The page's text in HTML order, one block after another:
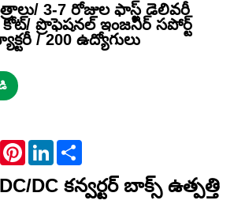
3-7 రోజుల ఫాస్ట్ డెలివరీ
కోట్/ ప్రొఫెషనల్ ఇంజనీర్ సపోర్ట్
/ 200 ఉద్యోగులు
WhatsAppPinterestLinkedIn
DC కన్వర్టర్ బాక్స్ ఉత్పత్తి